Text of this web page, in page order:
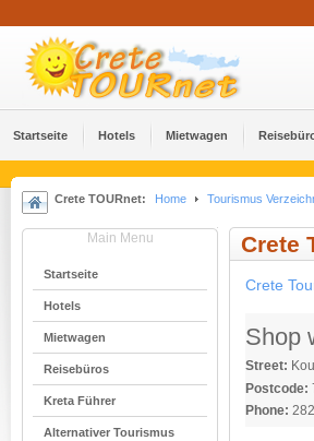
Startseite Hotels Mietwagen
Crete TOURnet: Home Tourismus
Main Menu
Startseite
Hotels
Mietwagen
Reisebüros
Kreta Führer
Alternativer Tourismus
Crete
Crete
Shop
Street:
Postcode:
Phone: